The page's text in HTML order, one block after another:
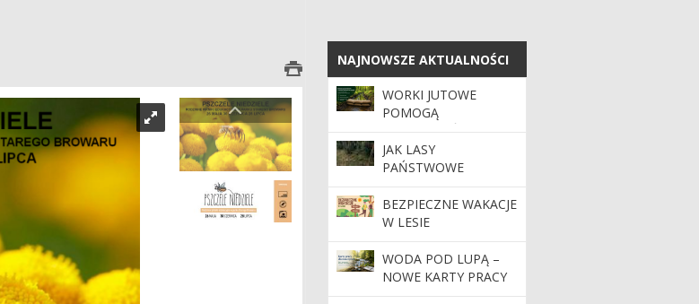
NAJNOWSZE AKTUALNOŚCI
NAJNOWSZE AKTUALNOŚCI
WORKI JUTOWE
POMOGĄ
ZATRZYMAĆ WODĘ W
LASACH
JAK LASY
PAŃSTWOWE
WSPIERAJĄ FINANSE
PUBLICZNE?
BEZPIECZNE WAKACJE
W LESIE
WODA POD LUPĄ –
NOWE KARTY PRACY
DLA NAUCZYCIELI